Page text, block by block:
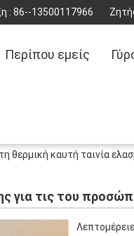
: 86--13500117966
Περίπου εμείς
θερμική καυτή ταινία
για τις του